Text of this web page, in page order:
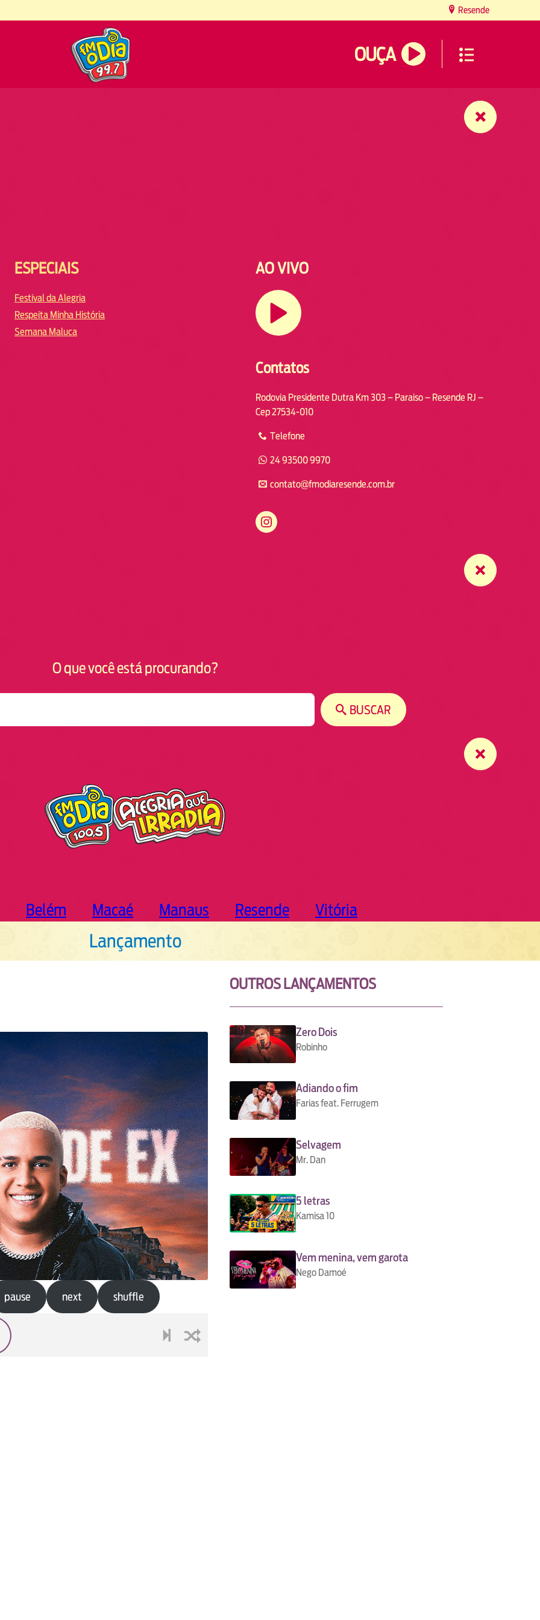
Resende
OUÇA
ESPECIAIS
Festival da Alegria
Respeita Minha História
Semana Maluca
AO VIVO
Contatos
Rodovia Presidente Dutra Km 303 – Paraiso – Resende RJ –
Cep 27534-010
Telefone
24 93500 9970
contato@fmodiaresende.com.br
https://www.instagram.com/fmodiaresende
O que você está procurando?
BUSCAR
Belém Macaé Manaus Resende Vitória
Lançamento
pause next shuffle
OUTROS LANÇAMENTOS
Zero Dois
Robinho
Adiando o fim
Farias feat. Ferrugem
Selvagem
Mr. Dan
5 letras
Kamisa 10
Vem menina, vem garota
Nego Damoé